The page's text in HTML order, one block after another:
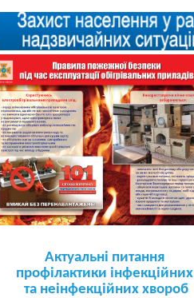
Актуальні питання
профілактики інфекційних
та неінфекційних хвороб